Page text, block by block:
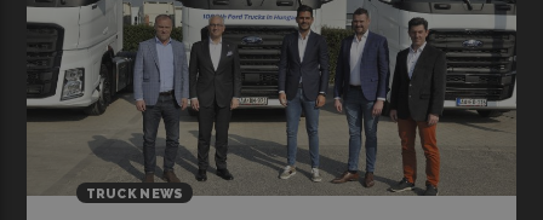
TRUCK NEWS